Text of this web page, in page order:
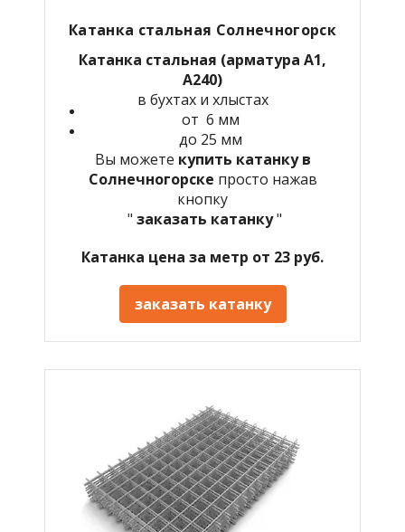
Катанка стальная Солнечногорск
Катанка стальная (арматура А1,
А240)
в бухтах и хлыстах
от 6 мм
до 25 мм
Вы можете купить катанку в
Солнечногорске просто нажав
кнопку
" заказать катанку"
Катанка цена за метр от 23 руб.
заказать катанку